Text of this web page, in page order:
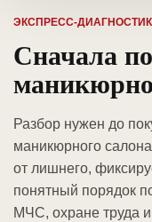
ЭКСПРЕСС-
Сначала
Разбор нужен до
маникюрного
от лишнего,
понятный порядок
МЧС, охране труда